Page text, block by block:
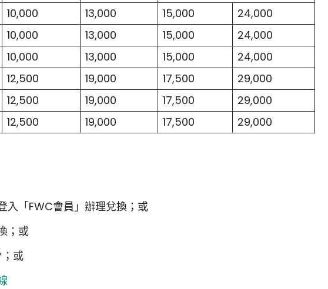
10,000 13,000 15,000
24,000
10,000 13,000 15,000
24,000
10,000 13,000 15,000
24,000
12,500 19,000 17,500
29,000
12,500 19,000 17,500
29,000
12,500 19,000 17,500 29,000
入「FWC會員」辦理兌換；或
；或
或